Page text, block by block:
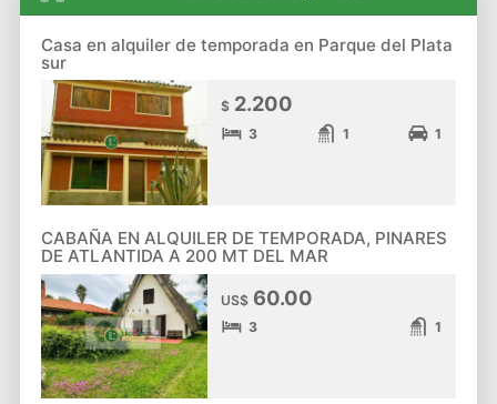
Casa en alquiler de temporada en Parque del Plata
sur
$2.200
3 1 1
CABAÑA EN ALQUILER DE TEMPORADA, PINARES
DE ATLANTIDA A 200 MT DEL MAR
US$60.00
3 1